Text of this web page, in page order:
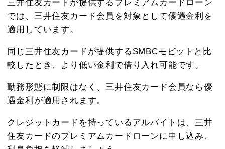
三井住友カードが提供するプレミアムカードローン
では、三井住友カード会員を対象として優遇金利を
適用しています。
同じ三井住友カードが提供するSMBCモビットと比
較したとき、より低い金利で借り入れ可能です。
勤務形態に制限はなく、三井住友カード会員なら優
遇金利が適用されます。
クレジットカードを持っているアルバイトは、三井
住友カードのプレミアムカードローンに申し込み、